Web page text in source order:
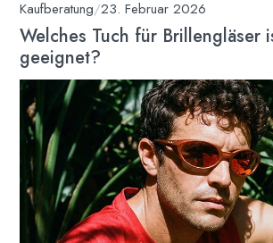
Kaufberatung/23. Februar 2026
Welches Tuch für Brillengläser
geeignet?